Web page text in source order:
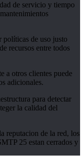
de servicio y tiempo
políticas de uso justo
recursos entre todos
a otros clientes puede
adicionales.
para detectar
la calidad del
reputacion de la red, los
25 estan cerrados y